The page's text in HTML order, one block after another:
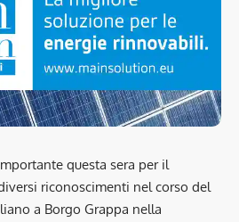
questa sera per il
riconoscimenti nel corso del
a Borgo Grappa nella